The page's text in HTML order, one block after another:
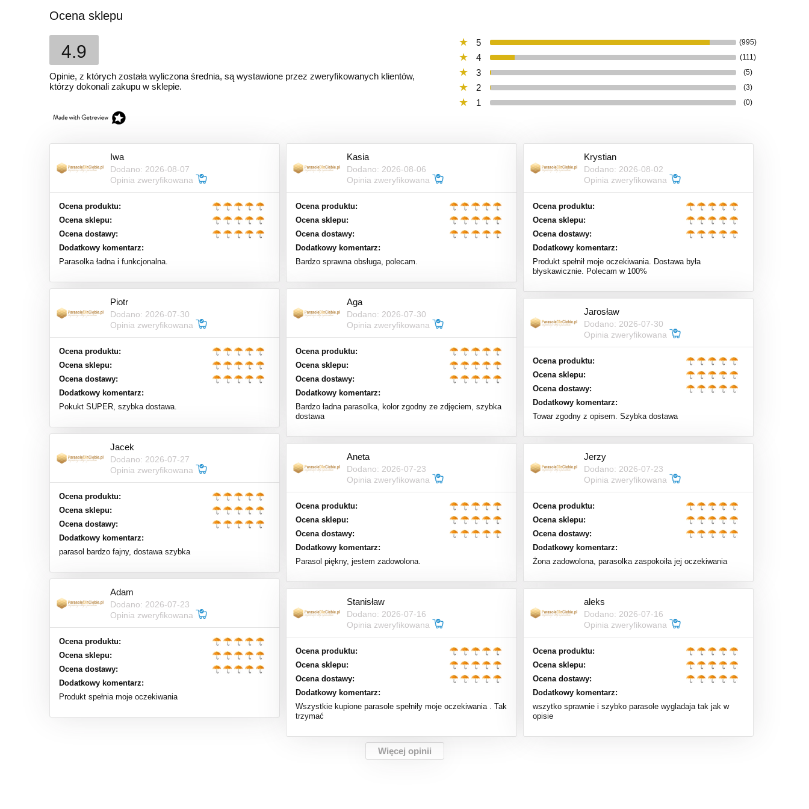
Ocena sklepu
4.9
Opinie, z których została wyliczona średnia, są wystawione przez zweryfikowanych klientów,
którzy dokonali zakupu w sklepie.
5 (995)
4 (111)
3 (5)
2 (3)
1 (0)
Iwa
Dodano: 2026-08-07
Opinia zweryfikowana
Ocena produktu:
Ocena sklepu:
Ocena dostawy:
Dodatkowy komentarz:
Parasolka ładna i funkcjonalna.
Kasia
Dodano: 2026-08-06
Opinia zweryfikowana
Ocena produktu:
Ocena sklepu:
Ocena dostawy:
Dodatkowy komentarz:
Bardzo sprawna obsługa, polecam.
Krystian
Dodano: 2026-08-02
Opinia zweryfikowana
Ocena produktu:
Ocena sklepu:
Ocena dostawy:
Dodatkowy komentarz:
Produkt spełnił moje oczekiwania. Dostawa była
błyskawicznie. Polecam w 100%
Piotr
Dodano: 2026-07-30
Opinia zweryfikowana
Ocena produktu:
Ocena sklepu:
Ocena dostawy:
Dodatkowy komentarz:
Pokukt SUPER, szybka dostawa.
Aga
Dodano: 2026-07-30
Opinia zweryfikowana
Ocena produktu:
Ocena sklepu:
Ocena dostawy:
Dodatkowy komentarz:
Bardzo ładna parasolka, kolor zgodny ze zdjęciem, szybka
dostawa
Jarosław
Dodano: 2026-07-30
Opinia zweryfikowana
Ocena produktu:
Ocena sklepu:
Ocena dostawy:
Dodatkowy komentarz:
Towar zgodny z opisem. Szybka dostawa
Jacek
Dodano: 2026-07-27
Opinia zweryfikowana
Ocena produktu:
Ocena sklepu:
Ocena dostawy:
Dodatkowy komentarz:
parasol bardzo fajny, dostawa szybka
Aneta
Dodano: 2026-07-23
Opinia zweryfikowana
Ocena produktu:
Ocena sklepu:
Ocena dostawy:
Dodatkowy komentarz:
Parasol piękny, jestem zadowolona.
Jerzy
Dodano: 2026-07-23
Opinia zweryfikowana
Ocena produktu:
Ocena sklepu:
Ocena dostawy:
Dodatkowy komentarz:
Żona zadowolona, parasolka zaspokoiła jej oczekiwania
Adam
Dodano: 2026-07-23
Opinia zweryfikowana
Ocena produktu:
Ocena sklepu:
Ocena dostawy:
Dodatkowy komentarz:
Produkt spełnia moje oczekiwania
Stanisław
Dodano: 2026-07-16
Opinia zweryfikowana
Ocena produktu:
Ocena sklepu:
Ocena dostawy:
Dodatkowy komentarz:
Wszystkie kupione parasole spełniły moje oczekiwania . Tak
trzymać
aleks
Dodano: 2026-07-16
Opinia zweryfikowana
Ocena produktu:
Ocena sklepu:
Ocena dostawy:
Dodatkowy komentarz:
wszytko sprawnie i szybko parasole wygladaja tak jak w
opisie
Więcej opinii